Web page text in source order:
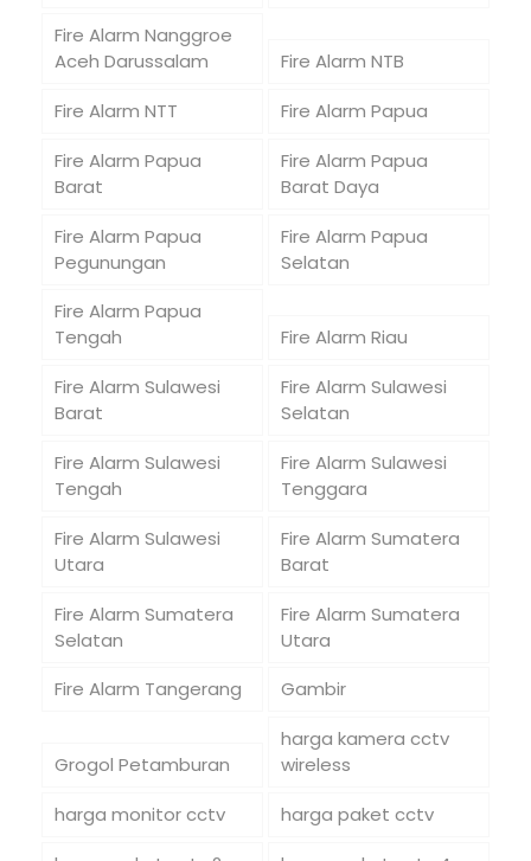
Fire Alarm Nanggroe
Aceh Darussalam
Fire Alarm NTB
Fire Alarm NTT
Fire Alarm Papua
Fire Alarm Papua
Barat
Fire Alarm Papua
Barat Daya
Fire Alarm Papua
Pegunungan
Fire Alarm Papua
Selatan
Fire Alarm Papua
Tengah
Fire Alarm Riau
Fire Alarm Sulawesi
Barat
Fire Alarm Sulawesi
Selatan
Fire Alarm Sulawesi
Tengah
Fire Alarm Sulawesi
Tenggara
Fire Alarm Sulawesi
Utara
Fire Alarm Sumatera
Barat
Fire Alarm Sumatera
Selatan
Fire Alarm Sumatera
Utara
Fire Alarm Tangerang
Gambir
Grogol Petamburan
harga kamera cctv
wireless
harga monitor cctv
harga paket cctv